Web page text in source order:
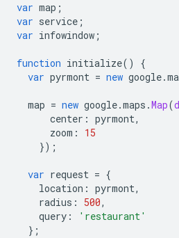
var map ;
var service ;
var infowindow ;
function initialize()
{
var pyrmont = new google.
map = new google.maps .Map(
center : pyrmont,
zoom :
15
});
var request = {
location : pyrmont,
radius : 500,
query :
'restaurant'
};